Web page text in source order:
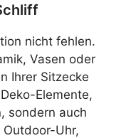
nicht fehlen.
Vasen oder
Ihrer Sitzecke
Elemente,
sondern auch
Uhr,